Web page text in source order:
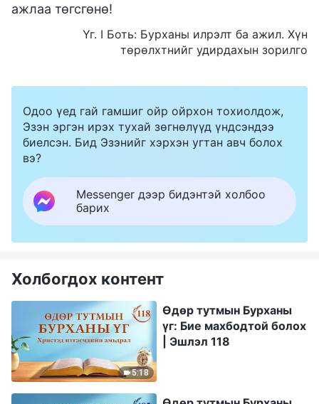
ажлаа төгсгөнө!
Үг. I Боть: Бурханы илрэлт ба ажил. Хүн
төрөлхтнийг удирдахын зорилго
Одоо үед гай гамшиг ойр ойрхон тохиолдож,
Эзэн эргэн ирэх тухай зөгнөлүүд үндсэндээ
биелсэн. Бид Эзэнийг хэрхэн угтан авч болох
вэ?
Messenger дээр бидэнтэй холбоо
барих
Холбогдох контент
5:18
Өдөр тутмын Бурханы
үг: Бие махбодтой болох
| Эшлэл 118